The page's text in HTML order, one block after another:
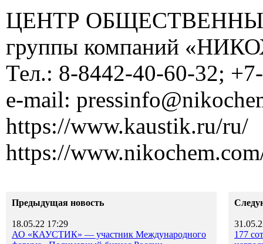
ЦЕНТР
группы компаний
Тел.: 8-8442-40-60-32;
е-mail:
https://www.kaustik.ru/ru/
https://
Предыдущая новость
18.05.22 17:29
АО «КАУСТИК» — участник Международного
177